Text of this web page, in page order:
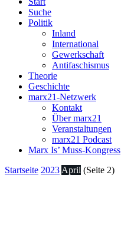
Suche
Politik
Inland
International
Gewerkschaft
Antifaschismus
Theorie
Geschichte
marx21-Netzwerk
Kontakt
Über marx21
Veranstaltungen
marx21 Podcast
Marx Is’ Muss-Kongress
Startseite 2023 April (Seite 2)